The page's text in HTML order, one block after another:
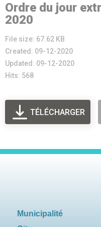
Ordre du jour
2020
File size: 67.62 KB
Created: 09-12-2020
Updated: 09-12-2020
Hits: 568
TÉLÉCHARGER
Municipalité